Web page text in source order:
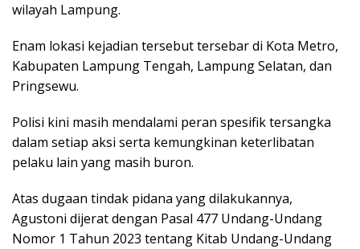
wilayah Lampung.
‎Enam lokasi kejadian tersebut tersebar di Kota Metro,
Kabupaten Lampung Tengah, Lampung Selatan, dan
Pringsewu.
‎Polisi kini masih mendalami peran spesifik tersangka
dalam setiap aksi serta kemungkinan keterlibatan
pelaku lain yang masih buron.
‎Atas dugaan tindak pidana yang dilakukannya,
Agustoni dijerat dengan Pasal 477 Undang-Undang
Nomor 1 Tahun 2023 tentang Kitab Undang-Undang